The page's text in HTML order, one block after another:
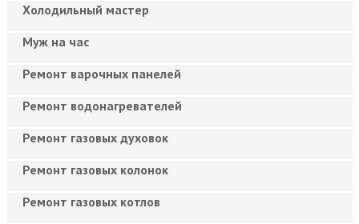
Холодильный мастер
Муж на час
Ремонт варочных панелей
Ремонт водонагревателей
Ремонт газовых духовок
Ремонт газовых колонок
Ремонт газовых котлов